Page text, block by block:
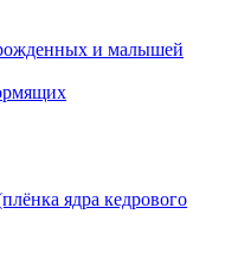
и малышей
ядра кедрового